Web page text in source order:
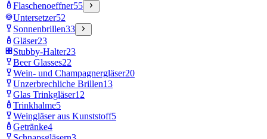
Flaschenoeffner55
Untersetzer52
Sonnenbrillen33
Gläser23
Stubby-Halter23
Beer Glasses22
Wein- und Champagnergläser20
Unzerbrechliche Brillen13
Glas Trinkgläser12
Trinkhalme5
Weingläser aus Kunststoff5
Getränke4